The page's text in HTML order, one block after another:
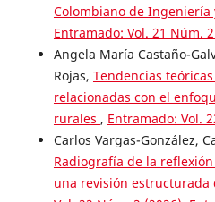
Colombiano de Ingeniería
Entramado: Vol. 21 Núm.
Angela María Castaño-
Rojas, Tendencias
relacionadas con el
rurales , Entramado: Vol.
Carlos Vargas-González,
Radiografía de la
una revisión estructurada